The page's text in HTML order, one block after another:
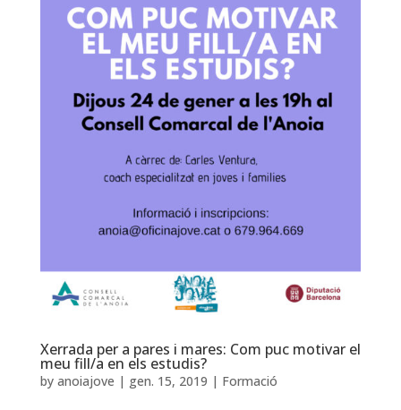
Xerrada per a pares i mares: Com puc motivar el
meu fill/a en els estudis?
by anoiajove | gen. 15, 2019 | Formació